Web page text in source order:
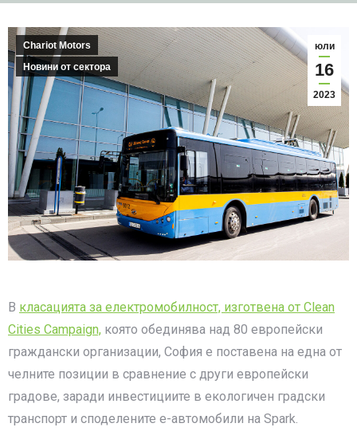
юли
16
2023
Chariot Motors
Новини от сектора
В класацията за електромобилност, изготвена от Clean
Cities Campaign, която обединява над 80 европейски
граждански организации, София е поставена на една от
челните позиции в сравнение с други европейски
градове, заради инвестициите в екологичен градски
транспорт и споделените е-автомобили на Spark.